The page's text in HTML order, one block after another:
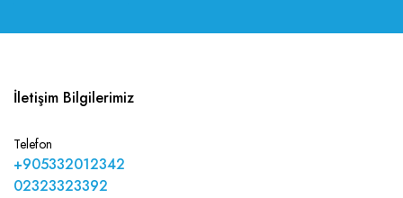
İletişim Bilgilerimiz
Telefon
+905332012342
02323323392